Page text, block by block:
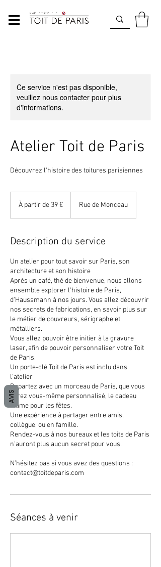
Ce service n'est pas disponible,
veuillez nous contacter pour plus
d'informations.
Atelier Toit de Paris
Découvrez l'histoire des toitures parisiennes
partir
euros
À partir de 39 € Rue de Monceau
Description du service
Un atelier pour tout savoir sur Paris, son
architecture et son histoire
Après un café, thé de bienvenue, nous allons
ensemble explorer l'histoire de Paris,
d'Haussmann à nos jours. Vous allez découvrir
nos secrets de fabrications, en savoir plus sur
le métier de couvreurs, sérigraphe et
métalliers.
Vous allez pouvoir être initier à la gravure
laser, afin de pouvoir personnaliser votre Toit
de Paris.
Un porte-clé Toit de Paris est inclu dans
l'atelier
Repartez avec un morceau de Paris, que vous
aurez vous-même personnalisé, le cadeau
ultime pour les fêtes.
Une expérience à partager entre amis,
collègue, ou en famille.
Rendez-vous à nos bureaux et les toits de Paris
n'auront plus aucun secret pour vous.
N’hésitez pas si vous avez des questions :
contact@toitdeparis.com
Séances à venir
AVIS